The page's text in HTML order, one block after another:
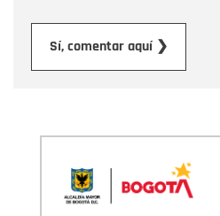
Sí, comentar aquí ❯